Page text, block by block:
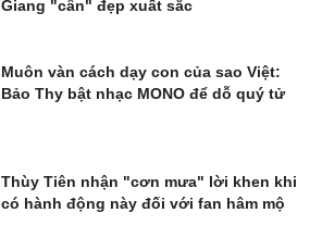
Giang "cân" đẹp xuất sắc
Muôn vàn cách dạy con của sao Việt:
Bảo Thy bật nhạc MONO để dỗ quý tử
Thùy Tiên nhận "cơn mưa" lời khen khi
có hành động này đối với fan hâm mộ